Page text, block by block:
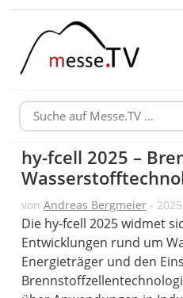
hy-fcell 2025 –
vonAndreas Bergmeier -
Die hy-fcell 2025 widmet
Entwicklungen rund um
Energieträger und den